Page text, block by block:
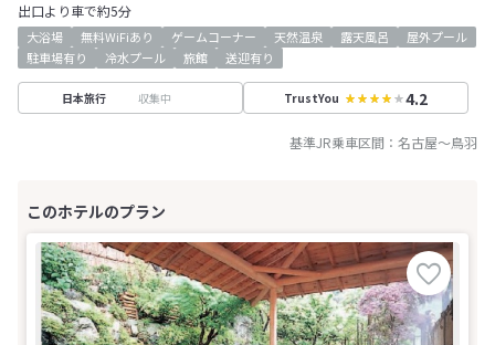
出口より車で約5分
大浴場 無料WiFiあり ゲームコーナー 天然温泉 露天風呂
屋外プール
駐車場有り
冷水プール 旅館 送迎有り
日本旅行 収集中 TrustYou 4.2
基準JR乗車区間： 名古屋～鳥羽